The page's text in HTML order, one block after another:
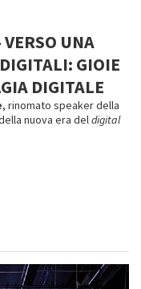
UNA
GIOIE
DIGITALE
, rinomato speaker della
nuova era deldigital